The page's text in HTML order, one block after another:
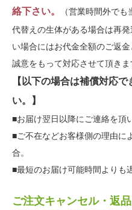
絡下さい。
（営業時間外でも
代替えの生体がある場合は再
い場合にはお代金全額のご返金
誠意をもって対応させて頂きま
【以下の場合は補償対応
い。】
■お届け翌日以降にご連絡を頂
■ご不在などお客様側の理由に
合。
■最短のお届け可能時間よりも
ご注文キャンセル・返